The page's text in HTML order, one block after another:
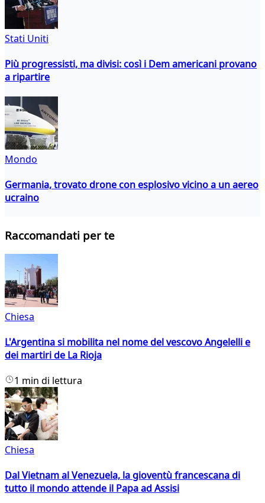
Stati Uniti
Più progressisti, ma divisi: così i Dem americani provano
a ripartire
Mondo
Germania, trovato drone con esplosivo vicino a un aereo
ucraino
Raccomandati per te
Chiesa
L'Argentina si mobilita nel nome del vescovo Angelelli e
dei martiri de La Rioja
1 min di lettura
Chiesa
Dal Vietnam al Venezuela, la gioventù francescana di
tutto il mondo attende il Papa ad Assisi